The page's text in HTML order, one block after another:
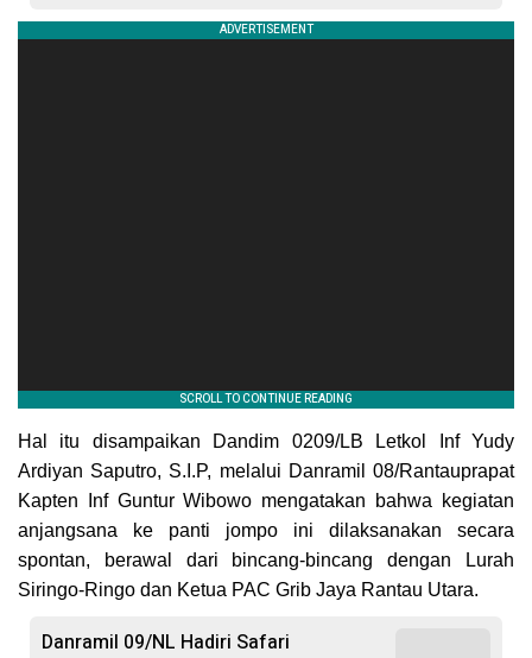
Hal itu disampaikan Dandim 0209/LB Letkol Inf Yudy
Ardiyan Saputro, S.I.P, melalui Danramil 08/Rantauprapat
Kapten Inf Guntur Wibowo mengatakan bahwa kegiatan
anjangsana ke panti jompo ini dilaksanakan secara
spontan, berawal dari bincang-bincang dengan Lurah
Siringo-Ringo dan Ketua PAC Grib Jaya Rantau Utara.
Danramil 09/NL Hadiri Safari